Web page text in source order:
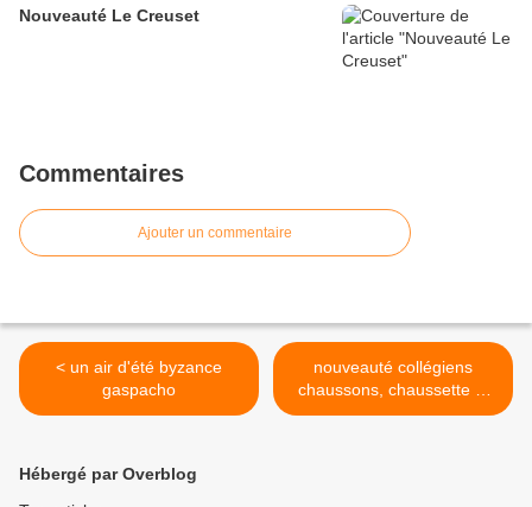
Nouveauté Le Creuset
Commentaires
Ajouter un commentaire
< un air d'été byzance
gaspacho
nouveauté collégiens
chaussons, chaussette et
collant >
Hébergé par Overblog